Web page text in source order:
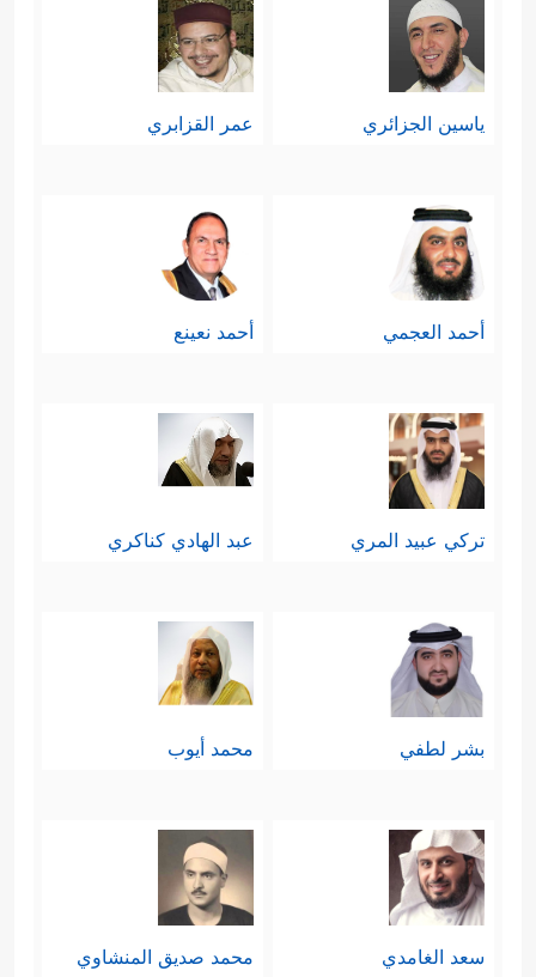
ياسين الجزائري عمر القزابري
أحمد العجمي أحمد نعينع
تركي عبيد المري عبد الهادي كناكري
بشر لطفي محمد أيوب
سعد الغامدي محمد صديق المنشاوي